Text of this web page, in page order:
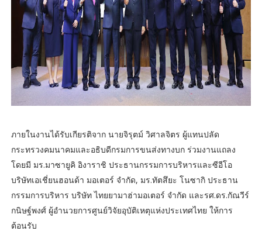
ภายในงานได้รับเกียรติจาก นายจิรุตม์ วิศาลจิตร ผู้แทนปลัด
กระทรวงคมนาคมและอธิบดีกรมการขนส่งทางบก ร่วมงานแถลง
โดยมี มร.มาซายูคิ อิงาราชิ ประธานกรรมการบริหารและซีอีโอ
บริษัทเอเชี่ยนฮอนด้า มอเตอร์ จำกัด, มร.ทัตสึยะ โนซากิ ประธาน
กรรมการบริหาร บริษัท ไทยยามาฮ่ามอเตอร์ จำกัด และรศ.ดร.กัณวีร์
กนิษฐ์พงศ์ ผู้อำนวยการศูนย์วิจัยอุบัติเหตุแห่งประเทศไทย ให้การ
ต้อนรับ